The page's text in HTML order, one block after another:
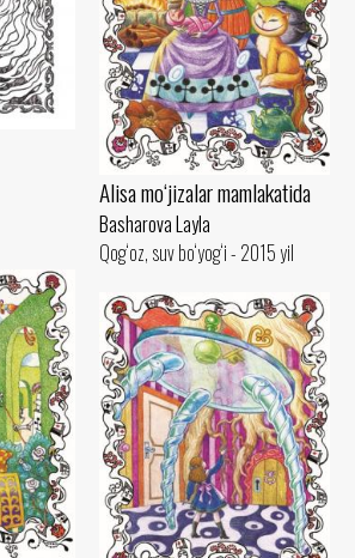
Alisa mo‘jizalar mamlakatida
Basharova Layla
Qog‘oz, suv bo‘yog‘i - 2015 yil